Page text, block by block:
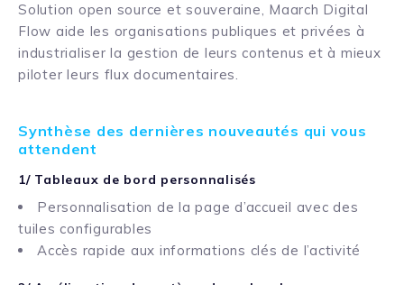
Solution open source et souveraine, Maarch Digital
Flow aide les organisations publiques et privées à
industrialiser la gestion de leurs contenus et à mieux
piloter leurs flux documentaires.
Synthèse des dernières nouveautés qui vous
attendent
1/ Tableaux de bord personnalisés
Personnalisation de la page d’accueil avec des
tuiles configurables
Accès rapide aux informations clés de l’activité